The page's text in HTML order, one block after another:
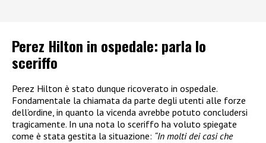
Perez Hilton in ospedale: parla lo
sceriffo
Perez Hilton è stato dunque ricoverato in ospedale.
Fondamentale la chiamata da parte degli utenti alle forze
dell’ordine, in quanto la vicenda avrebbe potuto concludersi
tragicamente. In una nota lo sceriffo ha voluto spiegate
come è stata gestita la situazione: “In molti dei casi che